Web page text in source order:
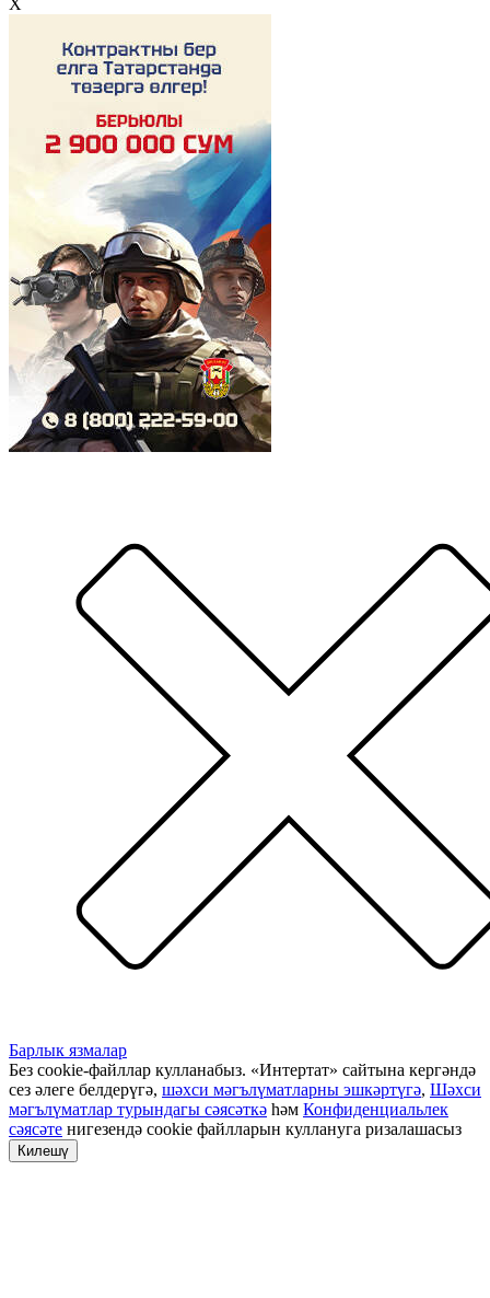
Барлык язмалар
Без cookie-файллар кулланабыз. «Интертат» сайтына кергәндә
сез әлеге белдерүгә, шәхси мәгълүматларны эшкәртүгә, Шәхси
мәгълүматлар турындагы сәясәткә һәм Конфиденциальлек
сәясәте нигезендә cookie файлларын куллануга ризалашасыз
Килешү